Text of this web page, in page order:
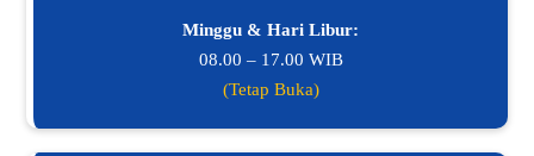
Minggu & Hari Libur:
08.00 – 17.00 WIB
(Tetap Buka)